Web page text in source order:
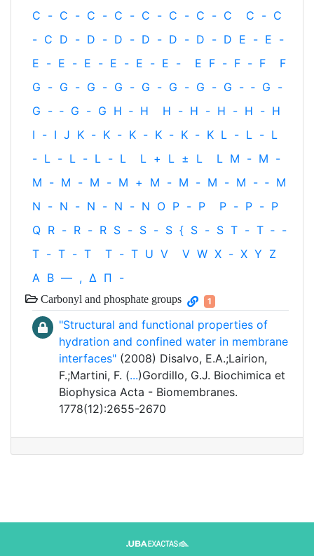
C - C - C - C - C - C - C - C C - C
- C D - D - D - D - D - D - D E - E -
E - E - E - E - E - E - E F - F - F
F
G - G - G - G - G - G - G - G - ‐ G -
G - ‐ G - G H ‐ H H - H - H - H - H
I - I J K - K - K - K - K - K L - L - L
- L - L - L - L L + L ± L L M - M -
M - M - M - M + M - M - M - M - ‐ M
N - N - N - N - N O P - P P - P - P
Q R - R - R S - S - S { S - S T - T ‐ -
T - T - T T - T U V V W X - X Y Z
Α Β — , Δ Π -
Carbonyl and phosphate groups 1
"Structural and functional properties of
hydration and confined water in membrane
interfaces" (2008) Disalvo, E.A.;Lairion,
F.;Martini, F. (...)Gordillo, G.J. Biochimica et
Biophysica Acta - Biomembranes.
1778(12):2655-2670